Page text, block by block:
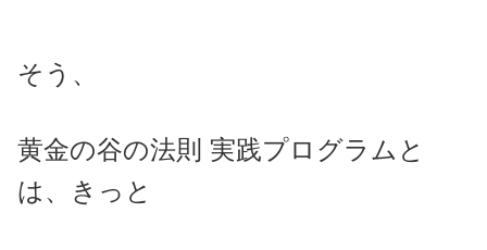
そう、
黄金の谷の法則 実践プログラムと
は、きっと